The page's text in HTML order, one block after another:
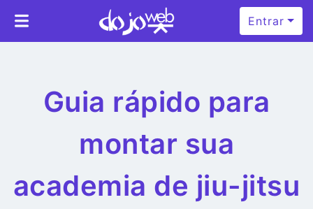
Entrar
Guia rápido para
montar sua
academia de jiu-jitsu